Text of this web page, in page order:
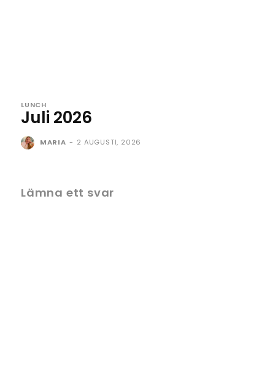
LUNCH
Juli 2026
MARIA - 2 AUGUSTI, 2026
Lämna ett svar